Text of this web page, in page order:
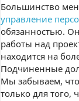
Большинство
управление
обязанностью.
работы над
находится на
Подчиненные
Мы забываем,
только для того,